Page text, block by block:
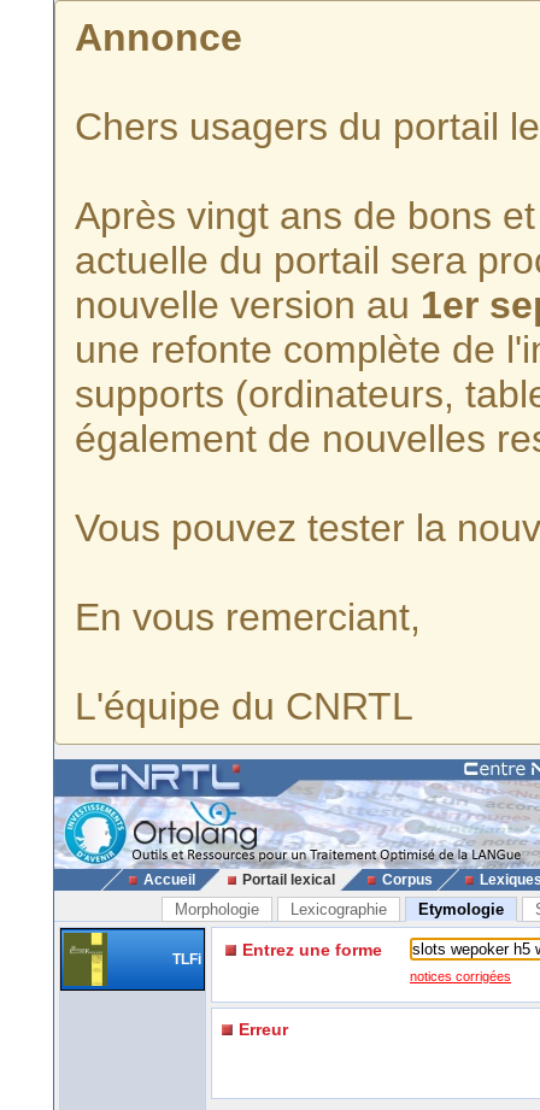
Annonce
Chers usagers du portail
Après vingt ans de bons
actuelle du portail sera
nouvelle version au 1er
une refonte complète de
supports (ordinateurs,
également de nouvelles
Vous pouvez tester la
En vous remerciant,
L'équipe du CNRTL
Accueil Portail lexical Corpus
Morphologie Lexicographie Etymologie
TLFi Entrez une forme
notices corrigées
Erreur